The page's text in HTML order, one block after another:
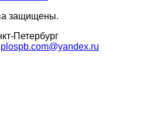
защищены.
Петербург